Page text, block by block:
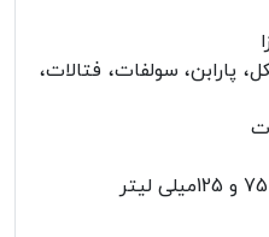
پارابن، سولفات، فتالات،